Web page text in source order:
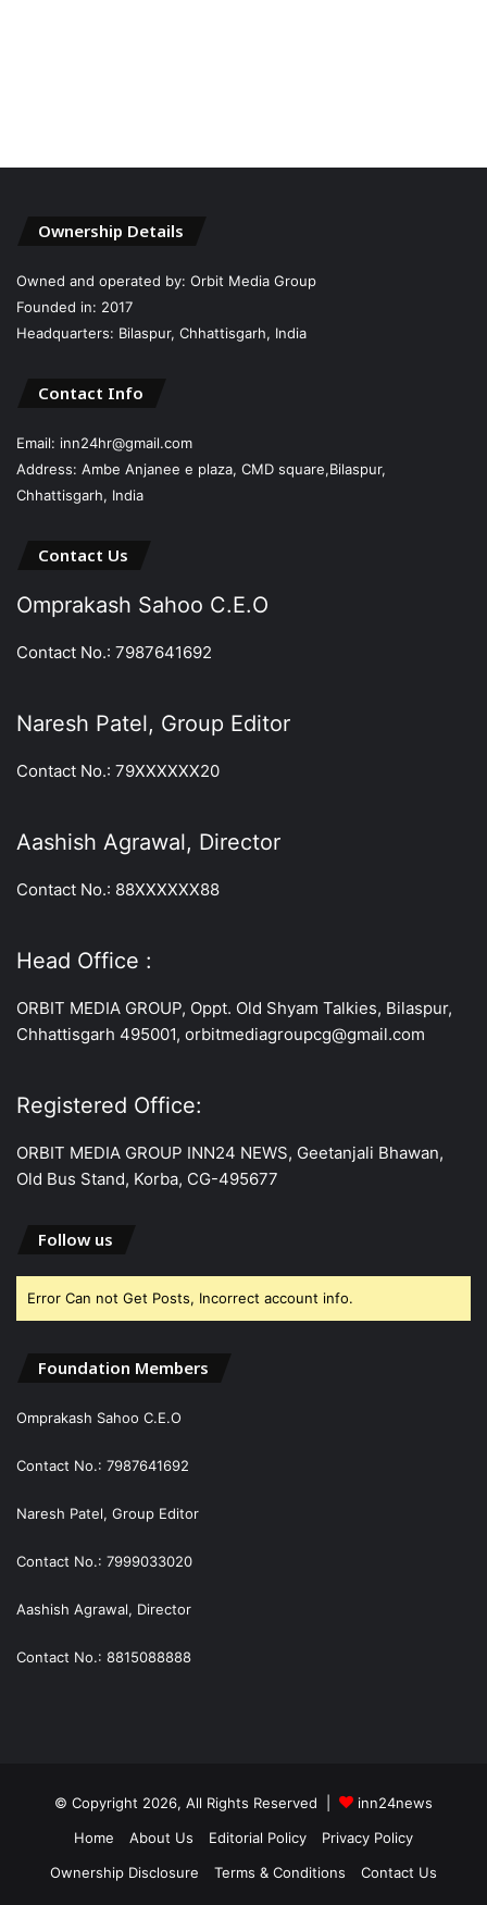
Ownership Details
Owned and operated by: Orbit Media Group
Founded in: 2017
Headquarters: Bilaspur, Chhattisgarh, India
Contact Info
Email: inn24hr@gmail.com
Address: Ambe Anjanee e plaza, CMD square,Bilaspur,
Chhattisgarh, India
Contact Us
Omprakash Sahoo C.E.O
Contact No.: 7987641692
Naresh Patel, Group Editor
Contact No.: 79XXXXXX20
Aashish Agrawal, Director
Contact No.: 88XXXXXX88
Head Office :
ORBIT MEDIA GROUP, Oppt. Old Shyam Talkies, Bilaspur,
Chhattisgarh 495001, orbitmediagroupcg@gmail.com
Registered Office:
ORBIT MEDIA GROUP INN24 NEWS, Geetanjali Bhawan,
Old Bus Stand, Korba, CG-495677
Follow us
Error Can not Get Posts, Incorrect account info.
Foundation Members
Omprakash Sahoo C.E.O
Contact No.: 7987641692
Naresh Patel, Group Editor
Contact No.: 7999033020
Aashish Agrawal, Director
Contact No.: 8815088888
© Copyright 2026, All Rights Reserved |
inn24news
Home
About Us Editorial Policy
Privacy Policy
Ownership Disclosure
Terms & Conditions Contact Us